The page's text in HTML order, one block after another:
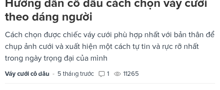
theo dáng người
Cách chọn được chiếc váy cưới phù hợp nhất với bản thân để
chụp ảnh cưới và xuất hiện một cách tự tin và rực rỡ nhất
trong ngày trọng đại của mình
Váy cưới cô dâu - 5 tháng trước 1 11265